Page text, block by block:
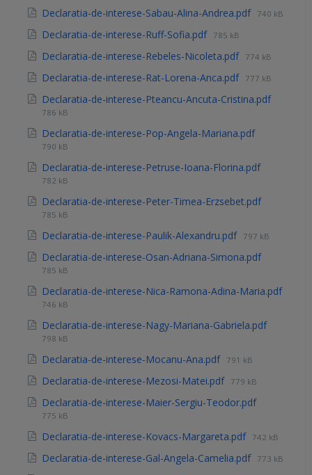
Declaratia-de-interese-Sabau-Alina-Andrea.pdf 740 kB
Declaratia-de-interese-Ruff-Sofia.pdf 785 kB
Declaratia-de-interese-Rebeles-Nicoleta.pdf 774 kB
Declaratia-de-interese-Rat-Lorena-Anca.pdf 777 kB
Declaratia-de-interese-Pteancu-Ancuta-Cristina.pdf
786 kB
Declaratia-de-interese-Pop-Angela-Mariana.pdf
790 kB
Declaratia-de-interese-Petruse-Ioana-Florina.pdf
782 kB
Declaratia-de-interese-Peter-Timea-Erzsebet.pdf
785 kB
Declaratia-de-interese-Paulik-Alexandru.pdf 797 kB
Declaratia-de-interese-Osan-Adriana-Simona.pdf
785 kB
Declaratia-de-interese-Nica-Ramona-Adina-Maria.pdf
746 kB
Declaratia-de-interese-Nagy-Mariana-Gabriela.pdf
798 kB
Declaratia-de-interese-Mocanu-Ana.pdf 791 kB
Declaratia-de-interese-Mezosi-Matei.pdf 779 kB
Declaratia-de-interese-Maier-Sergiu-Teodor.pdf
775 kB
Declaratia-de-interese-Kovacs-Margareta.pdf 742 kB
Declaratia-de-interese-Gal-Angela-Camelia.pdf 773 kB